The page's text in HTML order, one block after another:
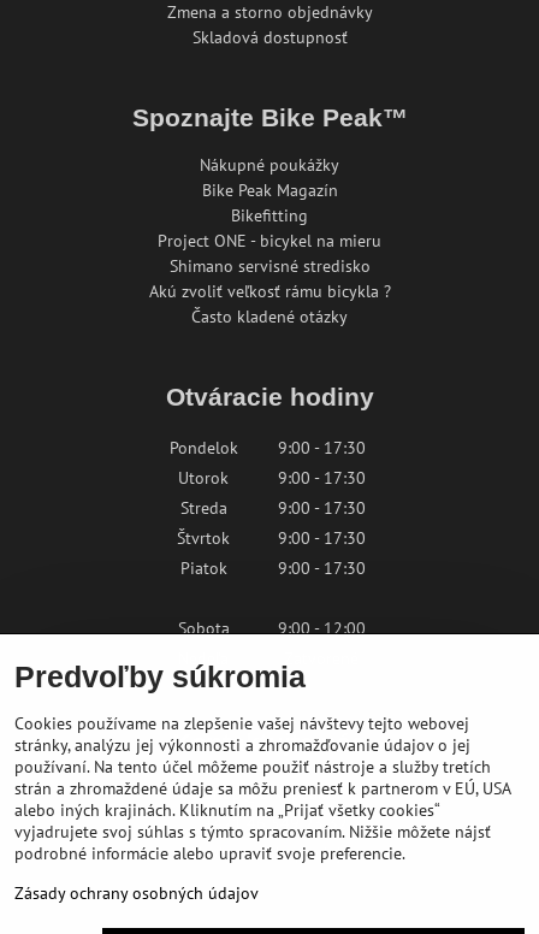
Zmena a storno objednávky
Skladová dostupnosť
Spoznajte Bike Peak™
Nákupné poukážky
Bike Peak Magazín
Bikefitting
Project ONE - bicykel na mieru
Shimano servisné stredisko
Akú zvoliť veľkosť rámu bicykla ?
Často kladené otázky
Otváracie hodiny
Pondelok
9:00 - 17:30
Utorok
9:00 - 17:30
Streda
9:00 - 17:30
Štvrtok
9:00 - 17:30
Piatok
9:00 - 17:30
Sobota
9:00 - 12:00
Kontaktujte nás
shop@bikepeak.sk
+421 46 549 23 32
Navigovať do predajne
Predvoľby súkromia
Cookies používame na zlepšenie vašej návštevy tejto webovej
stránky, analýzu jej výkonnosti a zhromažďovanie údajov o jej
používaní. Na tento účel môžeme použiť nástroje a služby tretích
strán a zhromaždené údaje sa môžu preniesť k partnerom v EÚ, USA
alebo iných krajinách. Kliknutím na „Prijať všetky cookies“
vyjadrujete svoj súhlas s týmto spracovaním. Nižšie môžete nájsť
podrobné informácie alebo upraviť svoje preferencie.
Zásady ochrany osobných údajov